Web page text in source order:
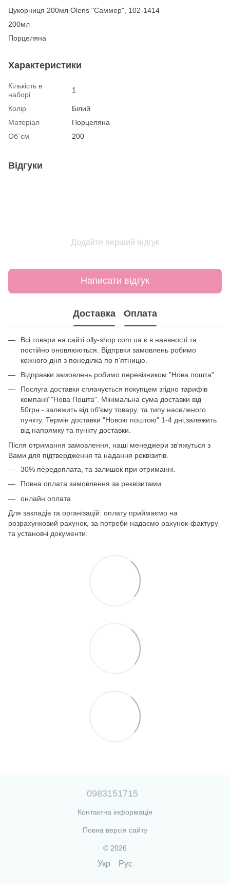
Цукорниця 200мл Olens "Саммер", 102-1414
200мл
Порцеляна
Характеристики
Кількість в
наборі
1
Колір
Білий
Матеріал
Порцеляна
Об`єм
200
Відгуки
Додайте перший відгук
Написати відгук
Доставка Оплата
Всі товари на сайті olly-shop.com.ua є в наявності та
постійно оновлюються. Відпрвки замовлень робимо
кожного дня з понеділка по п'ятницю.
Відправки замовлень робимо перевізником "Нова пошта"
Послуга доставки сплачується покупцем згідно тарифів
компанії "Нова Пошта". Мінімальна сума доставки від
50грн - залежить від об'єму товару, та типу населеного
пункту. Термін доставки "Новою поштою" 1-4 дні,залежить
від напрямку та пункту доставки.
Після отримання замовлення, наші менеджери зв'яжуться з
Вами для підтвердження та надання реквізитів.
30% передоплата, та залишок при отриманні.
Повна оплата замовлення за реквізитами
онлайн оплата
Для закладів та організацій: оплату приймаємо на
розрахунковий рахунок, за потреби надаємо рахунок-фактуру
та установчі документи.
0983151715
Контактна інформація
Повна версія сайту
© 2026
Укр Рус